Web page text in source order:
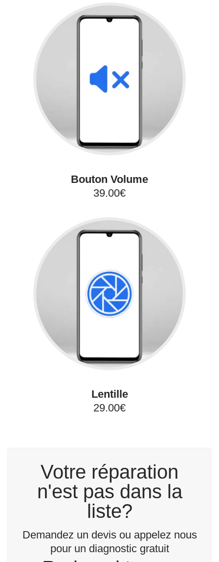
Bouton Volume
39.00€
Lentille
29.00€
Votre réparation
n'est pas dans la
liste?
Demandez un devis ou appelez nous
pour un diagnostic gratuit